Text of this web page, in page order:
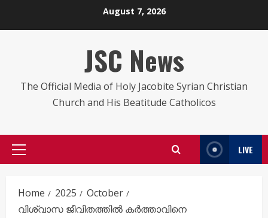
August 7, 2026
JSC News
The Official Media of Holy Jacobite Syrian Christian
Church and His Beatitude Catholicos
Primary
LIVE
Home 2025
October
വിശ്വാസ ജീവിതത്തിൽ കർത്താവിനെ